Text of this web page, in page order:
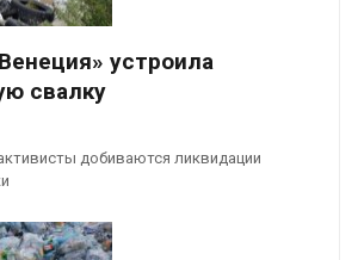
устроила
свалку
добиваются ликвидации